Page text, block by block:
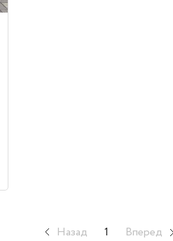
Назад 1 Вперед